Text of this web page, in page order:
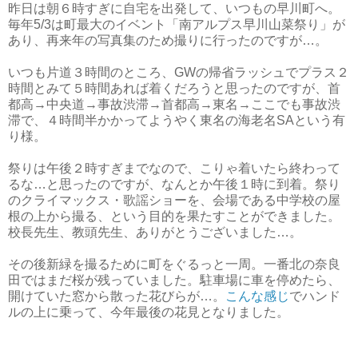
昨日は朝６時すぎに自宅を出発して、いつもの早川町へ。
毎年5/3は町最大のイベント「南アルプス早川山菜祭り」が
あり、再来年の写真集のため撮りに行ったのですが…。
いつも片道３時間のところ、GWの帰省ラッシュでプラス２
時間とみて５時間あれば着くだろうと思ったのですが、首
都高→中央道→事故渋滞→首都高→東名→ここでも事故渋
滞で、４時間半かかってようやく東名の海老名SAという有
り様。
祭りは午後２時すぎまでなので、こりゃ着いたら終わって
るな…と思ったのですが、なんとか午後１時に到着。祭り
のクライマックス・歌謡ショーを、会場である中学校の屋
根の上から撮る、という目的を果たすことができました。
校長先生、教頭先生、ありがとうございました…。
その後新緑を撮るために町をぐるっと一周。一番北の奈良
田ではまだ桜が残っていました。駐車場に車を停めたら、
開けていた窓から散った花びらが…。
こんな感じでハンド
ルの上に乗って、今年最後の花見となりました。